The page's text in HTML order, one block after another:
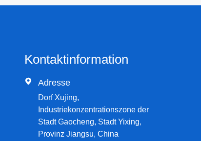
Kontaktinformation
 Adresse
Dorf Xujing,
Industriekonzentrationszone der
Stadt Gaocheng, Stadt Yixing,
Provinz Jiangsu, China